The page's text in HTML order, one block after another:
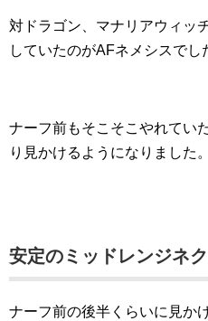
対ドラゴン、マナリアウィッ
していたのがAFネメシスでし
ナーフ前もそこそこやれてい
り見かけるようになりました。
安定のミッドレンジネ
ナーフ前の後半くらいに見か